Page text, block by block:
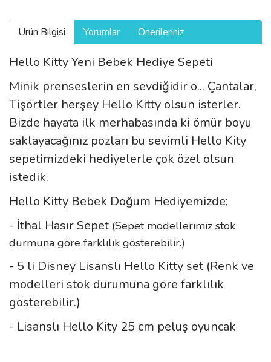
Ürün Bilgisi Yorumlar Önerileriniz
Hello Kitty Yeni Bebek Hediye Sepeti
Minik prenseslerin en sevdiğidir o... Çantalar,
Tişörtler herşey Hello Kitty olsun isterler.
Bizde hayata ilk merhabasında ki ömür boyu
saklayacağınız pozları bu sevimli Hello Kity
sepetimizdeki hediyelerle çok özel olsun
istedik.
Hello Kitty Bebek Doğum Hediyemizde;
- İthal Hasır Sepet (Sepet modellerimiz stok
durmuna göre farklılık gösterebilir.)
- 5 li Disney Lisanslı Hello Kitty set (Renk ve
modelleri stok durumuna göre farklılık
gösterebilir.)
- Lisanslı Hello Kity 25 cm peluş oyuncak